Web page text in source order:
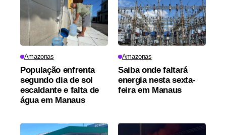
Amazonas
População enfrenta
segundo dia de sol
escaldante e falta de
água em Manaus
Amazonas
Saiba onde faltará
energia nesta sexta-
feira em Manaus